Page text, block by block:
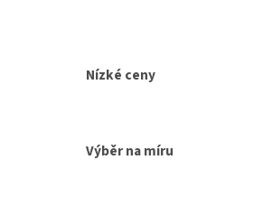
Nízké ceny
Výběr na míru